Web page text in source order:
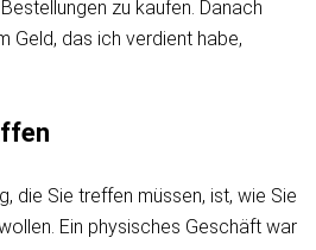
zu kaufen. Danach
Geld, das ich verdient habe,
die Sie treffen müssen, ist, wie Sie
Ein physisches Geschäft war